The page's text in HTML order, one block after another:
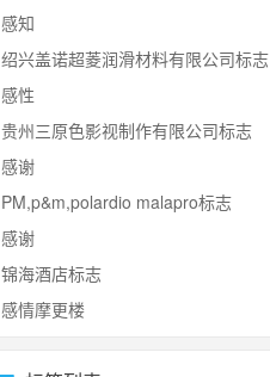
感知
绍兴盖诺超菱润滑材料有限公司标志
感性
贵州三原色影视制作有限公司标志
感谢
PM,p&m,polardio malapro标志
感谢
锦海酒店标志
感情摩更楼